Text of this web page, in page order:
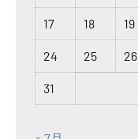
17 18 19
24 25 26
31